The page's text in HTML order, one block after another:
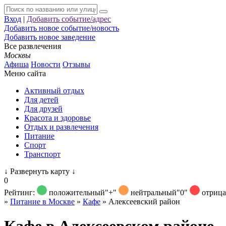
Вход | Добавить событие/адрес
Добавить новое событие/новость
Добавить новое заведение
Все развлечения
Москвы
Афиша Новости Отзывы
Меню сайта
Активный отдых
Для детей
Для друзей
Красота и здоровье
Отдых и развлечения
Питание
Спорт
Транспорт
↓ Развернуть карту ↓
0
Рейтинг:
положительный"+" нейтральный"0"
» Питание в Москве » Кафе » Алексеевский район